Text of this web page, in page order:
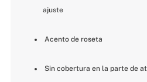
ajuste
Acento de roseta
Sin cobertura en la parte de